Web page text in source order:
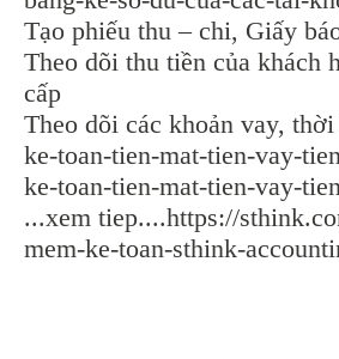
Tạo phiếu thu – chi, Giấy
Theo dõi thu tiền của khách
cấp
Theo dõi các khoản vay,
ke-toan-tien-mat-tien-vay-
ke-toan-tien-mat-tien-vay-
...xem tiep....https://
mem-ke-toan-sthink-